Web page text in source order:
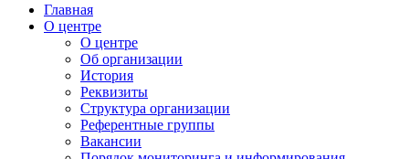
Главная
О центре
О центре
Об организации
История
Реквизиты
Структура организации
Референтные группы
Вакансии